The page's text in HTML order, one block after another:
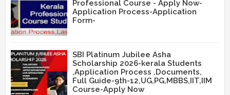
Professional Course - Apply Now-
Application Process-Application
Form-
SBI Platinum Jubilee Asha
Scholarship 2026-kerala Students
,Application Process ,Documents,
Full Guide-9th-12,UG,PG,MBBS,IIT,IIM
Course-Apply Now